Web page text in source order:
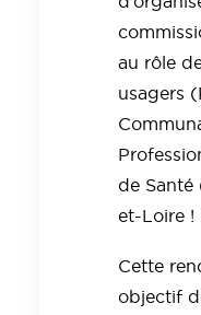
au rôle
usagers
de Santé
et-Loire !
Cette
objectif